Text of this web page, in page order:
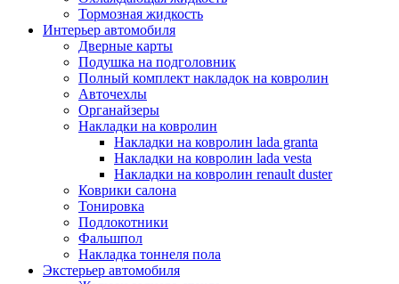
Тормозная жидкость
Интерьер автомобиля
Дверные карты
Подушка на подголовник
Полный комплект накладок на ковролин
Авточехлы
Органайзеры
Накладки на ковролин
Накладки на ковролин lada granta
Накладки на ковролин lada vesta
Накладки на ковролин renault duster
Коврики салона
Тонировка
Подлокотники
Фальшпол
Накладка тоннеля пола
Экстерьер автомобиля